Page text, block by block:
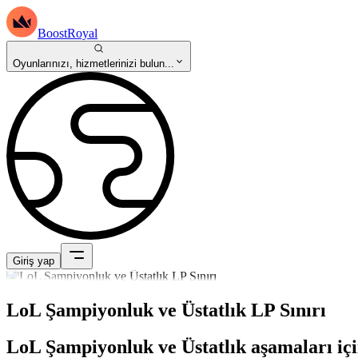
BoostRoyal
Oyunlarınızı, hizmetlerinizi bulun...
Giriş yap
LoL Şampiyonluk ve Üstatlık LP Sınırı
LoL Şampiyonluk ve Üstatlık aşamaları